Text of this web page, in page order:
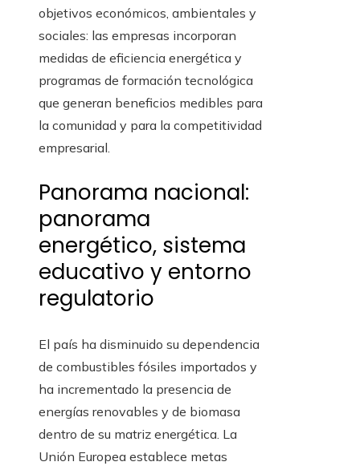
objetivos económicos, ambientales y
sociales: las empresas incorporan
medidas de eficiencia energética y
programas de formación tecnológica
que generan beneficios medibles para
la comunidad y para la competitividad
empresarial.
Panorama nacional:
panorama
energético, sistema
educativo y entorno
regulatorio
El país ha disminuido su dependencia
de combustibles fósiles importados y
ha incrementado la presencia de
energías renovables y de biomasa
dentro de su matriz energética. La
Unión Europea establece metas